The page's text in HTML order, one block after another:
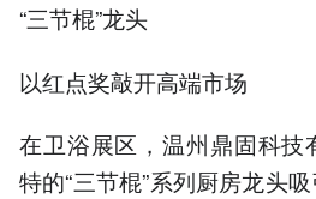
“三节棍”龙头
以红点奖敲开高端市场
在卫浴展区，温州鼎固科技
特的“三节棍”系列厨房龙头